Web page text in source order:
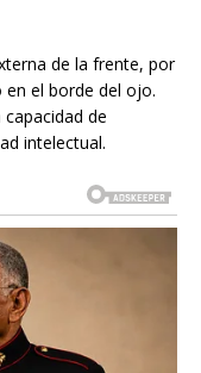
de la frente, por
en el borde del ojo.
de
intelectual.